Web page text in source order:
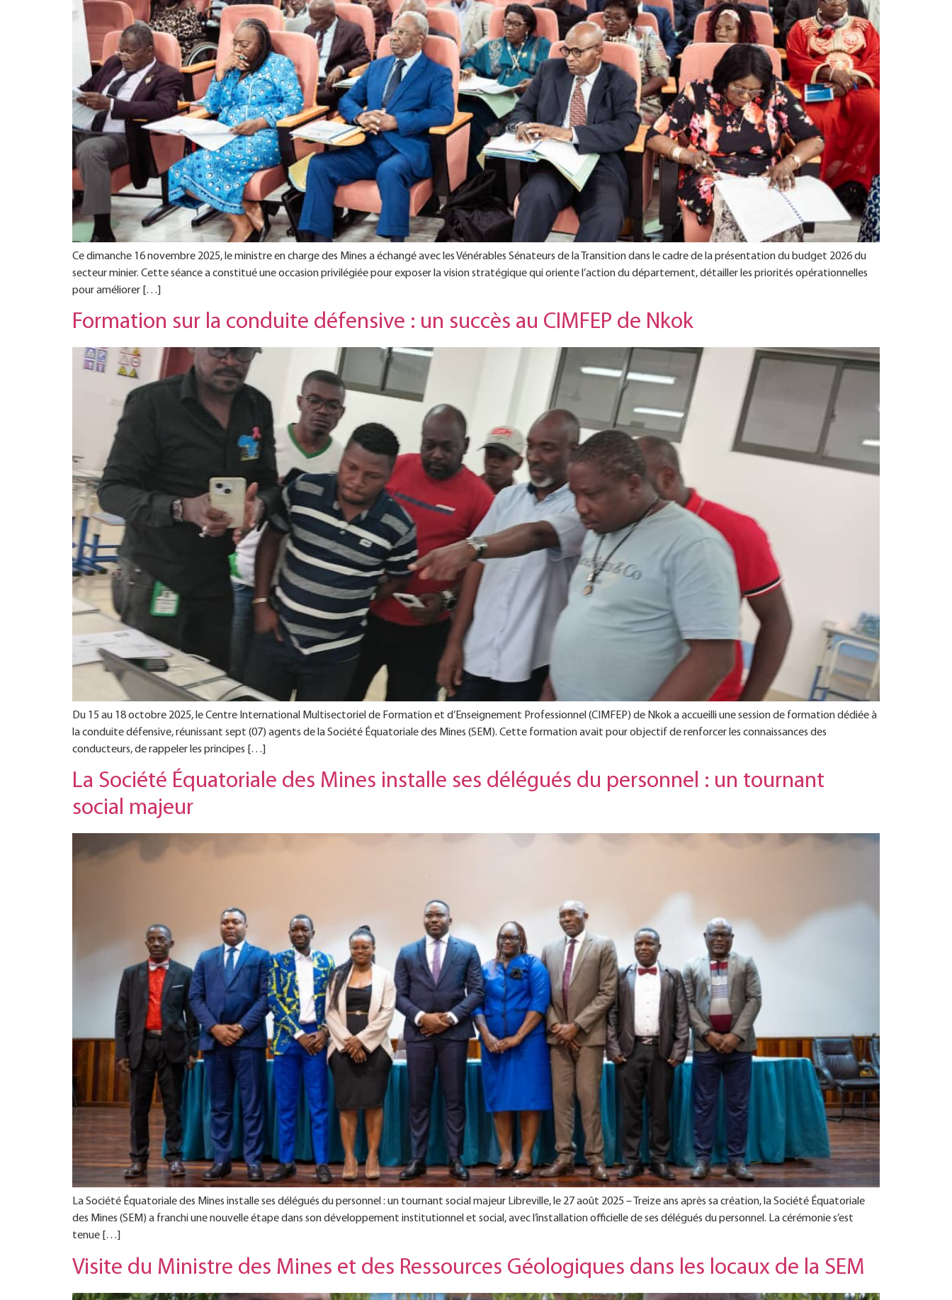
Ce dimanche 16 novembre 2025, le ministre en charge des Mines a échangé avec les Vénérables Sénateurs de la Transition dans le cadre de la présentation du budget 2026 du
secteur minier. Cette séance a constitué une occasion privilégiée pour exposer la vision stratégique qui oriente l’action du département, détailler les priorités opérationnelles
pour améliorer […]
Formation sur la conduite défensive : un succès au CIMFEP de Nkok
Du 15 au 18 octobre 2025, le Centre International Multisectoriel de Formation et d’Enseignement Professionnel (CIMFEP) de Nkok a accueilli une session de formation dédiée à
la conduite défensive, réunissant sept (07) agents de la Société Équatoriale des Mines (SEM). Cette formation avait pour objectif de renforcer les connaissances des
conducteurs, de rappeler les principes […]
La Société Équatoriale des Mines installe ses délégués du personnel : un tournant
social majeur
La Société Équatoriale des Mines installe ses délégués du personnel : un tournant social majeur Libreville, le 27 août 2025 – Treize ans après sa création, la Société Équatoriale
des Mines (SEM) a franchi une nouvelle étape dans son développement institutionnel et social, avec l’installation officielle de ses délégués du personnel. La cérémonie s’est
tenue […]
Visite du Ministre des Mines et des Ressources Géologiques dans les locaux de la SEM